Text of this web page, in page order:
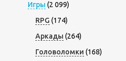
Игры (2 099)
RPG (174)
Аркады (264)
Головоломки (168)